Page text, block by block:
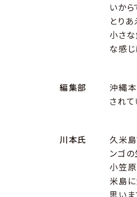
いから
とり
小さ
な感じ
編集部
沖縄
され
川本氏
久米
ンゴ
小笠
米島